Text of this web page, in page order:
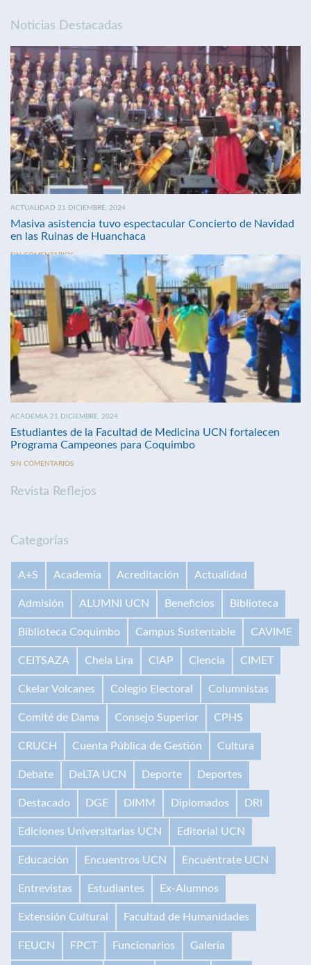
Noticias Destacadas
ACTUALIDAD 21 DICIEMBRE, 2024
Masiva asistencia tuvo espectacular Concierto de Navidad
en las Ruinas de Huanchaca
SIN COMENTARIOS
ACADEMIA 21 DICIEMBRE, 2024
Estudiantes de la Facultad de Medicina UCN fortalecen
Programa Campeones para Coquimbo
SIN COMENTARIOS
Revista Reflejos
Categorías
A+S Academia Acreditación Actualidad
Admisión ALUMNI UCN Beneficios Biblioteca
Biblioteca Coquimbo Campus Sustentable CAVIME
CEITSAZA Chela Lira CIAP Ciencia CIMET
Ckelar Volcanes Colegio Electoral Columnistas
Comité de Dama Consejo Superior CPHS
CRUCH Cuenta Pública de Gestión Cultura
Debate DeLTA UCN Deporte Deportes
Destacado DGE DIMM Diplomados DRI
Ediciones Universitarias UCN Editorial UCN
Educación Encuentros UCN Encuéntrate UCN
Entrevistas Estudiantes Ex-Alumnos
Extensión Cultural Facultad de Humanidades
FEUCN FPCT Funcionarios Galería